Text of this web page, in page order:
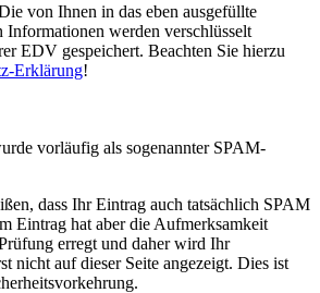
von Ihnen in das eben ausgefüllte
Informationen werden verschlüsselt
EDV gespeichert. Beachten Sie hierzu
Erklärung!
vorläufig als sogenannter SPAM-
dass Ihr Eintrag auch tatsächlich SPAM
Eintrag hat aber die Aufmerksamkeit
erregt und daher wird Ihr
nicht auf dieser Seite angezeigt. Dies ist